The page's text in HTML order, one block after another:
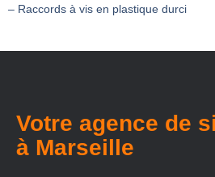
– Raccords à vis en plastique durci
Votre agence de
à Marseille